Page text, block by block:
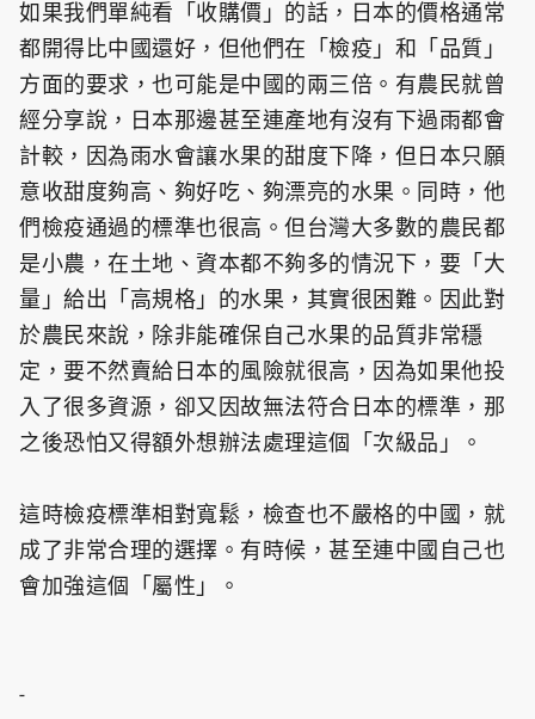
如果我們單純看「收購價」的話，日本的價格通常
都開得比中國還好，但他們在「檢疫」和「品質」
方面的要求，也可能是中國的兩三倍。有農民就曾
經分享說，日本那邊甚至連產地有沒有下過雨都會
計較，因為雨水會讓水果的甜度下降，但日本只願
意收甜度夠高、夠好吃、夠漂亮的水果。同時，他
們檢疫通過的標準也很高。但台灣大多數的農民都
是小農，在土地、資本都不夠多的情況下，要「大
量」給出「高規格」的水果，其實很困難。因此對
於農民來說，除非能確保自己水果的品質非常穩
定，要不然賣給日本的風險就很高，因為如果他投
入了很多資源，卻又因故無法符合日本的標準，那
之後恐怕又得額外想辦法處理這個「次級品」。
這時檢疫標準相對寬鬆，檢查也不嚴格的中國，就
成了非常合理的選擇。有時候，甚至連中國自己也
會加強這個「屬性」。
-